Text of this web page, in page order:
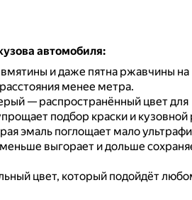
автомобиля:
и даже пятна ржавчины на
менее метра.
— распространённый цвет для
подбор краски и кузовной
эмаль поглощает мало
выгорает и дольше
цвет, который подойдёт